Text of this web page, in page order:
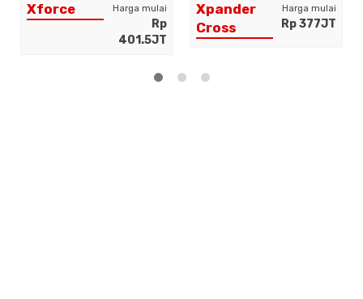
mulai
Rp
Xpander
Harga mulai
Rp 377JT
Xpander
Cross Elite
Harga